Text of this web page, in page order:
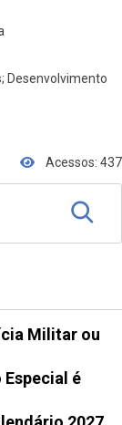
Desenvolvimento
Acessos: 437
Militar ou
é